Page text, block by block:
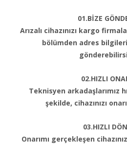
01.BİZE
Arızalı cihazınızı kargo
bölümden adres
02.HIZLI
Teknisyen arkadaşlarımız
şekilde, cihazınızı
03.HIZLI
Onarımı gerçekleşen